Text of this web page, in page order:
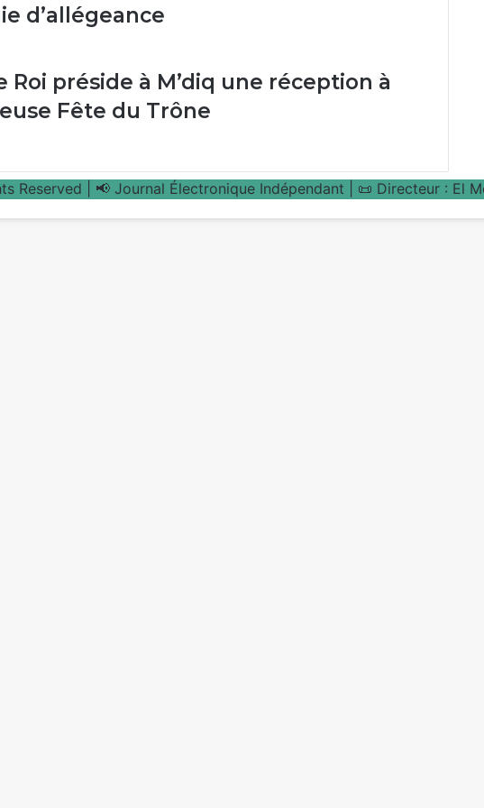
d’allégeance
Roi préside à M’diq une réception à
Fête du Trône
Reserved | 📢 Journal Électronique Indépendant | 📜 Directeur : El